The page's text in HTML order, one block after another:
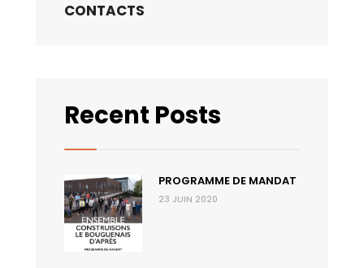
CONTACTS
Recent Posts
PROGRAMME DE MANDAT
23 JUIN 2020